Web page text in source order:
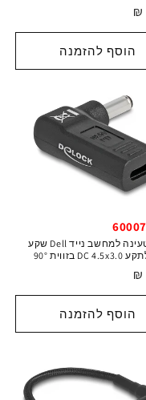
הוסף להזמנה
מתאם טעינה למחשב נייד Dell שקע
הוסף להזמנה